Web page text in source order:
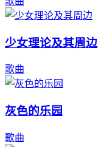
少女理论及其周边
歌曲
灰色的乐园
歌曲